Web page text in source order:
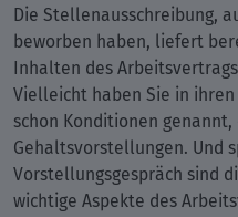
Die Stellenausschreibung,
beworben haben, liefert
Inhalten des
Vielleicht haben Sie in
schon Konditionen
Gehaltsvorstellungen. Und
Vorstellungsgespräch sind
wichtige Aspekte des